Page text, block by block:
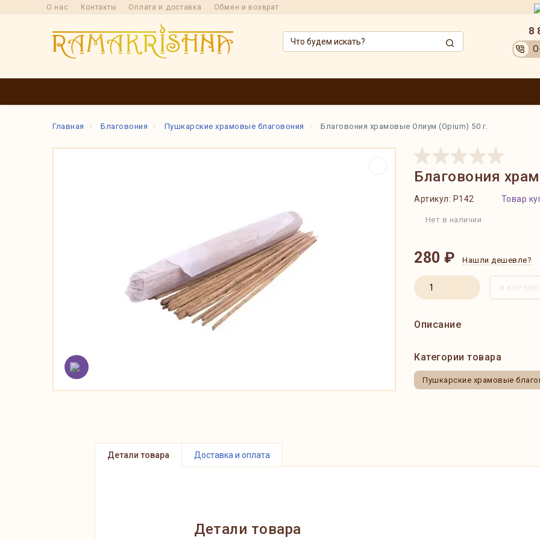
О нас Контакты Оплата и доставка Обмен и возврат
8
Главная Благовония Пушкарские храмовые благовония Благовония храмовые Опиум (Opium) 50 г.
Благовония
Артикул: P142 Товар
Нет в наличии
280 ₽ Нашли дешевле?
В
Описание
Категории товара
Пушкарские храмовые
Детали товара Доставка и оплата
Детали товара